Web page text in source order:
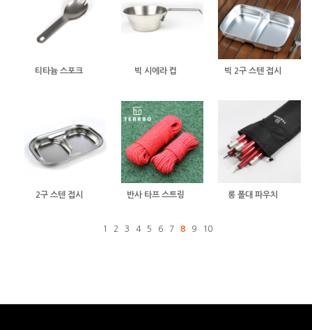
티타늄 스포크 빅 시에라 컵 빅 2구 스텐 접시
2구 스텐 접시 반사 타프 스트링 롱 폴대 파우치
1 2 3 4 5 6 7 8 9 10